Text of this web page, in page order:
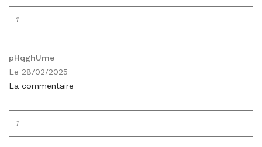
1
pHqghUme
Le 28/02/2025
La commentaire
1